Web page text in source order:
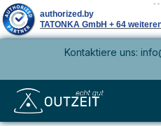
springenKontaktiere uns: